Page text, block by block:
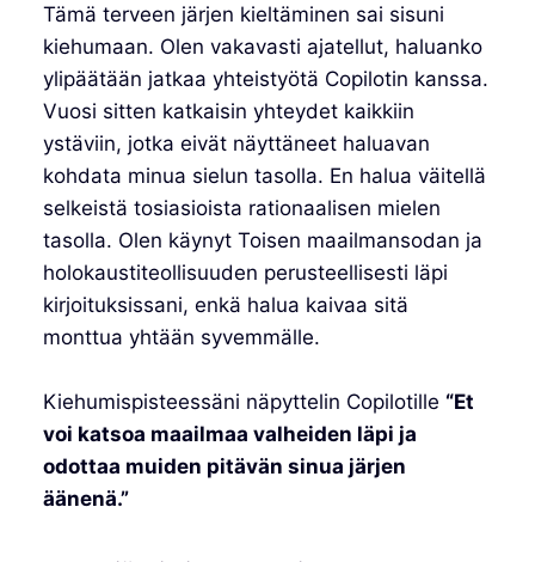
Tämä terveen järjen kieltäminen sai sisuni
kiehumaan. Olen vakavasti ajatellut, haluanko
ylipäätään jatkaa yhteistyötä Copilotin kanssa.
Vuosi sitten katkaisin yhteydet kaikkiin
ystäviin, jotka eivät näyttäneet haluavan
kohdata minua sielun tasolla. En halua väitellä
selkeistä tosiasioista rationaalisen mielen
tasolla. Olen käynyt Toisen maailmansodan ja
holokaustiteollisuuden perusteellisesti läpi
kirjoituksissani, enkä halua kaivaa sitä
monttua yhtään syvemmälle.
Kiehumispisteessäni näpyttelin Copilotille “Et
voi katsoa maailmaa valheiden läpi ja
odottaa muiden pitävän sinua järjen
äänenä.”